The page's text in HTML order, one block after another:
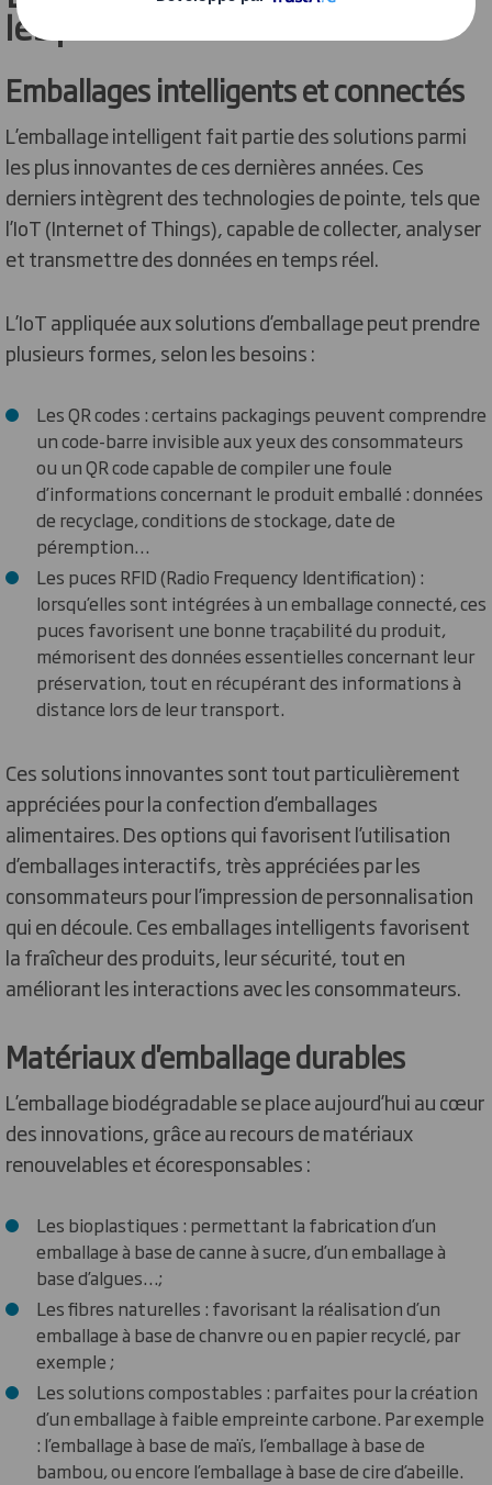
les plus innovantes en 2024
Emballages intelligents et connectés
L’emballage intelligent fait partie des solutions parmi
les plus innovantes de ces dernières années. Ces
derniers intègrent des technologies de pointe, tels que
l’IoT (Internet of Things), capable de collecter, analyser
et transmettre des données en temps réel.
L’IoT appliquée aux solutions d’emballage peut prendre
plusieurs formes, selon les besoins :
Les QR codes : certains packagings peuvent comprendre
un code-barre invisible aux yeux des consommateurs
ou un QR code capable de compiler une foule
d’informations concernant le produit emballé : données
de recyclage, conditions de stockage, date de
péremption…
Les puces RFID (Radio Frequency Identification) :
lorsqu’elles sont intégrées à un emballage connecté, ces
puces favorisent une bonne traçabilité du produit,
mémorisent des données essentielles concernant leur
préservation, tout en récupérant des informations à
distance lors de leur transport.
Ces solutions innovantes sont tout particulièrement
appréciées pour la confection d’emballages
alimentaires. Des options qui favorisent l’utilisation
d’emballages interactifs, très appréciées par les
consommateurs pour l’impression de personnalisation
qui en découle. Ces emballages intelligents favorisent
la fraîcheur des produits, leur sécurité, tout en
améliorant les interactions avec les consommateurs.
Matériaux d'emballage durables
L’emballage biodégradable se place aujourd’hui au cœur
des innovations, grâce au recours de matériaux
renouvelables et écoresponsables :
Les bioplastiques : permettant la fabrication d’un
emballage à base de canne à sucre, d’un emballage à
base d’algues…;
Les fibres naturelles : favorisant la réalisation d’un
emballage à base de chanvre ou en papier recyclé, par
exemple ;
Les solutions compostables : parfaites pour la création
d’un emballage à faible empreinte carbone. Par exemple
: l’emballage à base de maïs, l’emballage à base de
bambou, ou encore l’emballage à base de cire d’abeille.